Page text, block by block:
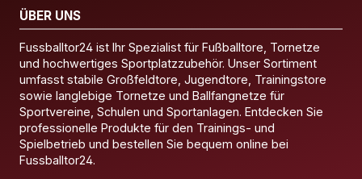
ÜBER UNS
Fussballtor24 ist Ihr Spezialist für Fußballtore, Tornetze
und hochwertiges Sportplatzzubehör. Unser Sortiment
umfasst stabile Großfeldtore, Jugendtore, Trainingstore
sowie langlebige Tornetze und Ballfangnetze für
Sportvereine, Schulen und Sportanlagen. Entdecken Sie
professionelle Produkte für den Trainings- und
Spielbetrieb und bestellen Sie bequem online bei
Fussballtor24.